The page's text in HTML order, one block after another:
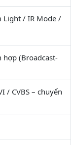
Light / IR Mode /
hợp (Broadcast-
/ CVBS – chuyển